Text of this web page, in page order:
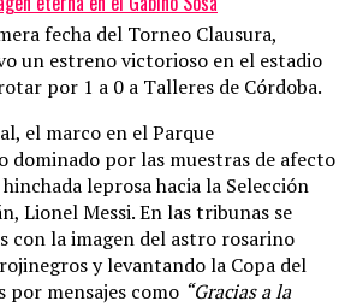
fecha del Torneo Clausura,
un estreno victorioso en el estadio
por 1 a 0 a Talleres de Córdoba.
el marco en el Parque
dominado por las muestras de afecto
leprosa hacia la Selección
Lionel Messi. En las tribunas se
con la imagen del astro rosarino
y levantando la Copa del
por mensajes como “Gracias a la